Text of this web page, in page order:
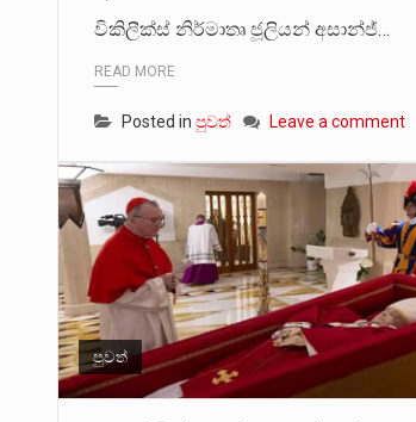
විකිලීක්ස් නිර්මාතෘ ජූලියන් අසාන්ජ්…
READ MORE
Posted in පුවත් Leave a comment
පුවත්